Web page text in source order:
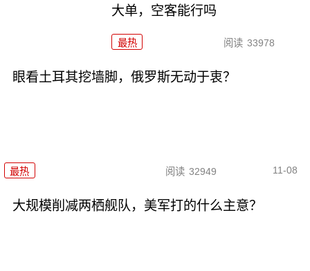
大单，空客能行吗
最热 阅读 33978
眼看土耳其挖墙脚，俄罗斯无动于衷？
最热 阅读 32949 11-08
大规模削减两栖舰队，美军打的什么主意？